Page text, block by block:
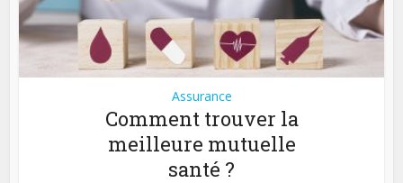
Assurance
Comment trouver la
meilleure mutuelle
santé ?